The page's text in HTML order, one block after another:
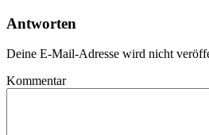
Antworten
Deine E-Mail-Adresse wird nicht
Kommentar